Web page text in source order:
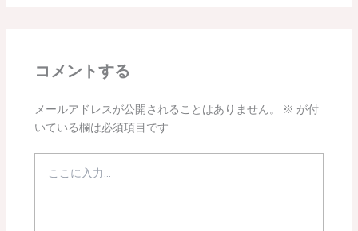
コメントする
メールアドレスが公開されることはありません。 ※ が付
いている欄は必須項目です